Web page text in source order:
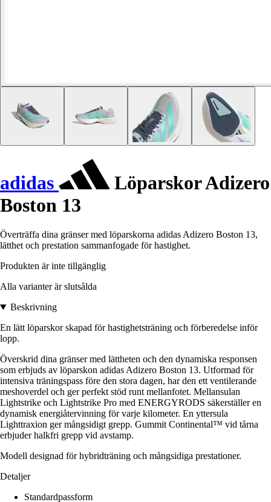
adidas
Löparskor Adizero
Boston 13
Överträffa dina gränser med löparskorna adidas Adizero Boston 13,
lätthet och prestation sammanfogade för hastighet.
Produkten är inte tillgänglig
Alla varianter är slutsålda
Beskrivning
En lätt löparskor skapad för hastighetsträning och förberedelse inför
lopp.
Överskrid dina gränser med lättheten och den dynamiska responsen
som erbjuds av löparskon adidas Adizero Boston 13. Utformad för
intensiva träningspass före den stora dagen, har den ett ventilerande
meshoverdel och ger perfekt stöd runt mellanfotet. Mellansulan
Lightstrike och Lightstrike Pro med ENERGYRODS säkerställer en
dynamisk energiåtervinning för varje kilometer. En yttersula
Lighttraxion ger mångsidigt grepp. Gummit Continental™ vid tårna
erbjuder halkfri grepp vid avstamp.
Modell designad för hybridträning och mångsidiga prestationer.
Detaljer
Standardpassform